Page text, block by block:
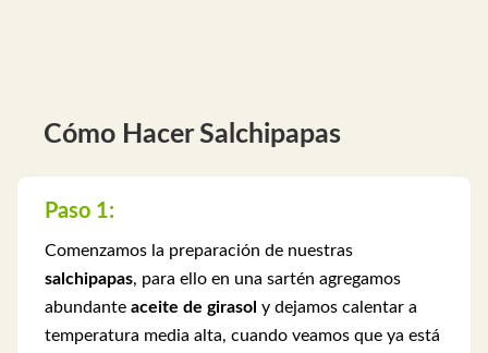
Cómo Hacer Salchipapas
Paso 1:
Comenzamos la preparación de nuestras
salchipapas, para ello en una sartén agregamos
abundante aceite de girasol y dejamos calentar a
temperatura media alta, cuando veamos que ya está